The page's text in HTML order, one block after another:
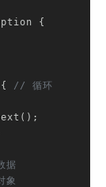
{
{ // 循环
据
象